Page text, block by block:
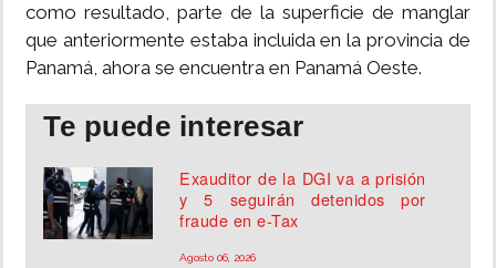
como resultado, parte de la superficie de manglar
que anteriormente estaba incluida en la provincia de
Panamá, ahora se encuentra en Panamá Oeste.
Te puede interesar
Exauditor de la DGI va a prisión
y 5 seguirán detenidos por
fraude en e-Tax
Agosto 06, 2026